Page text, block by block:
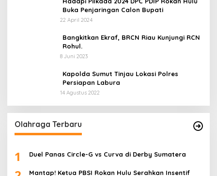
Buka Penjaringan Calon Bupati
22 April 2024
Bangkitkan Ekraf, BRCN Riau Kunjungi RCN
Rohul.
8 Juni 2023
Kapolda Sumut Tinjau Lokasi Polres
Persiapan Labura
14 Agustus 2022
Olahraga Terbaru
1 Duel Panas Circle-G vs Curva di Derby Sumatera
Mantap! Ketua PBSI Rokan Hulu Serahkan Insentif